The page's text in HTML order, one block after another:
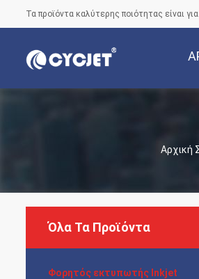
Τα προϊόντα καλύτερης ποιότητας είναι
Αρχική
Όλα Τα Προϊόντα
Φορητός εκτυπωτής Inkjet